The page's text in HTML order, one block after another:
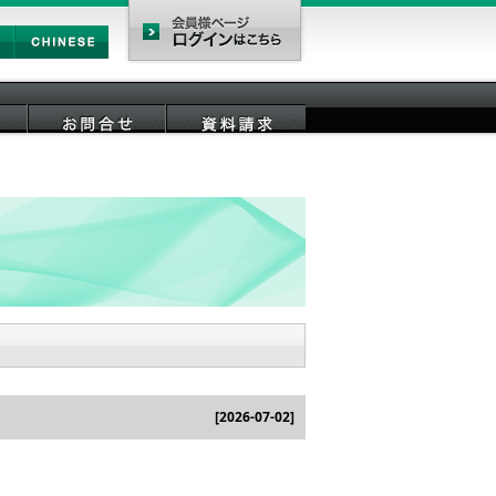
Chinese
会員様ページ
[2026-07-02]